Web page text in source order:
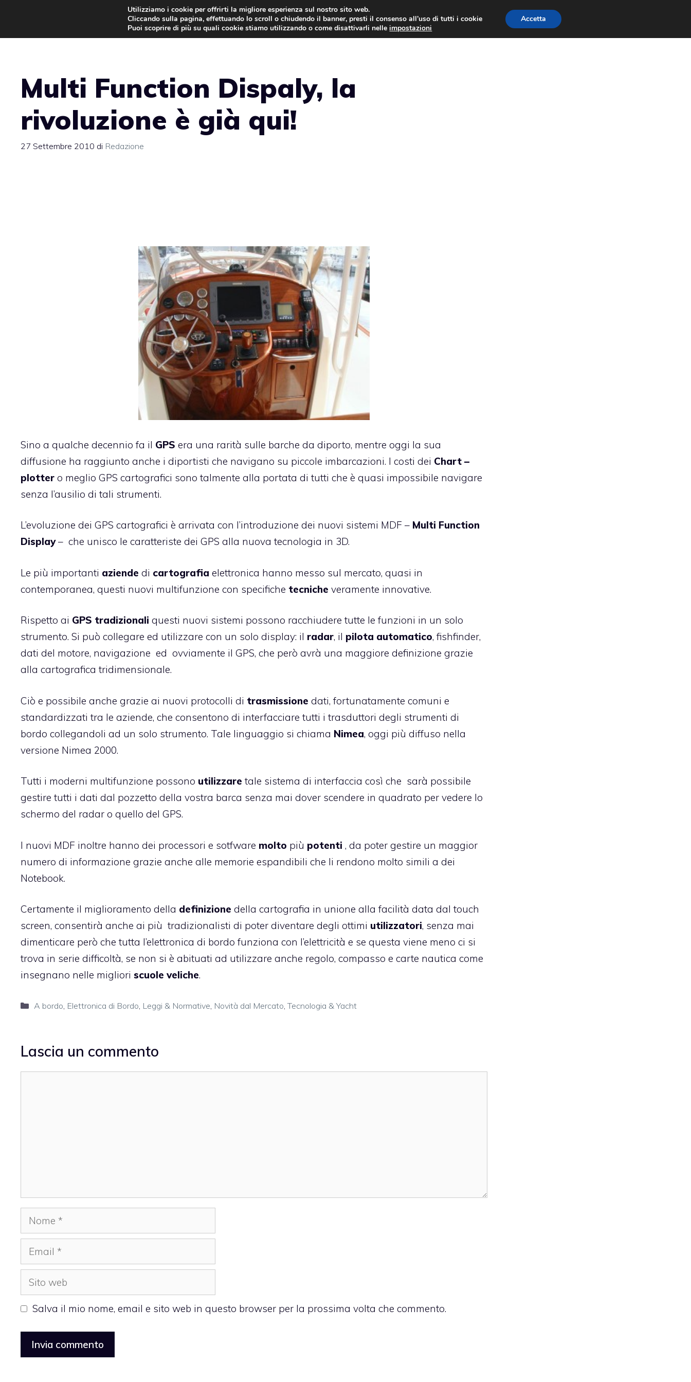
contenuto
NEWS LEGGI & NORMATIVE EVENTI E COMPETIZIONI
Multi Function Dispaly, la
rivoluzione è già qui!
27 Settembre 2010 di Redazione
Sino a qualche decennio fa il GPS era una rarità sulle barche da diporto, mentre oggi la sua
diffusione ha raggiunto anche i diportisti che navigano su piccole imbarcazioni. I costi dei Chart –
plotter o meglio GPS cartografici sono talmente alla portata di tutti che è quasi impossibile navigare
senza l’ausilio di tali strumenti.
L’evoluzione dei GPS cartografici è arrivata con l’introduzione dei nuovi sistemi MDF – Multi Function
Display– che unisco le caratteriste dei GPS alla nuova tecnologia in 3D.
Le più importanti aziende di cartografia elettronica hanno messo sul mercato, quasi in
contemporanea, questi nuovi multifunzione con specifiche tecniche veramente innovative.
Rispetto ai GPS tradizionali questi nuovi sistemi possono racchiudere tutte le funzioni in un solo
strumento. Si può collegare ed utilizzare con un solo display: il radar, il pilota automatico, fishfinder,
dati del motore, navigazione ed ovviamente il GPS, che però avrà una maggiore definizione grazie
alla cartografica tridimensionale.
Ciò e possibile anche grazie ai nuovi protocolli di trasmissione dati, fortunatamente comuni e
standardizzati tra le aziende, che consentono di interfacciare tutti i trasduttori degli strumenti di
bordo collegandoli ad un solo strumento. Tale linguaggio si chiama Nimea, oggi più diffuso nella
versione Nimea 2000.
Tutti i moderni multifunzione possono utilizzare tale sistema di interfaccia così che sarà possibile
gestire tutti i dati dal pozzetto della vostra barca senza mai dover scendere in quadrato per vedere lo
schermo del radar o quello del GPS.
I nuovi MDF inoltre hanno dei processori e sotfware molto più potenti , da poter gestire un maggior
numero di informazione grazie anche alle memorie espandibili che li rendono molto simili a dei
Notebook.
Certamente il miglioramento della definizione della cartografia in unione alla facilità data dal touch
screen, consentirà anche ai più tradizionalisti di poter diventare degli ottimi utilizzatori, senza mai
dimenticare però che tutta l’elettronica di bordo funziona con l’elettricità e se questa viene meno ci si
trova in serie difficoltà, se non si è abituati ad utilizzare anche regolo, compasso e carte nautica come
insegnano nelle migliori scuole veliche.
Categorie
A bordo, Elettronica di Bordo, Leggi & Normative, Novità dal Mercato,Tecnologia & Yacht
Lascia un commento
Nome
Email
Sito
web
Salva il mio nome, email e sito web in questo browser per la prossima volta che commento.
Utilizziamo i cookie per offrirti la migliore esperienza sul nostro sito web.
Cliccando sulla pagina, effettuando lo scroll o chiudendo il banner, presti il consenso all’uso di tutti i cookie
Puoi scoprire di più su quali cookie stiamo utilizzando o come disattivarli nelleimpostazioni
Accetta